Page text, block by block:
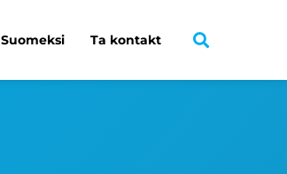
Suomeksi Ta kontakt